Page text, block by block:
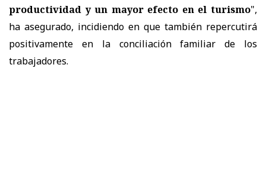
productividad y un mayor efecto en el turismo",
ha asegurado, incidiendo en que también repercutirá
positivamente en la conciliación familiar de los
trabajadores.